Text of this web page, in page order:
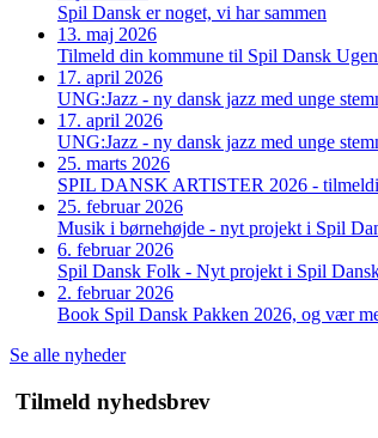
Spil Dansk er noget, vi har sammen
13. maj 2026
Tilmeld din kommune til Spil Dansk
17. april 2026
UNG:Jazz - ny dansk jazz med unge
17. april 2026
UNG:Jazz - ny dansk jazz med unge
25. marts 2026
SPIL DANSK ARTISTER 2026 -
25. februar 2026
Musik i børnehøjde - nyt projekt i Spil
6. februar 2026
Spil Dansk Folk - Nyt projekt i Spil
2. februar 2026
Book Spil Dansk Pakken 2026, og vær
Se alle nyheder
Tilmeld nyhedsbrev